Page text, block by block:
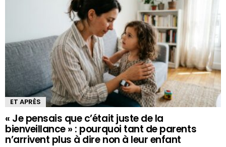
ET APRÈS
« Je pensais que c’était juste de la
bienveillance » : pourquoi tant de parents
n’arrivent plus à dire non à leur enfant